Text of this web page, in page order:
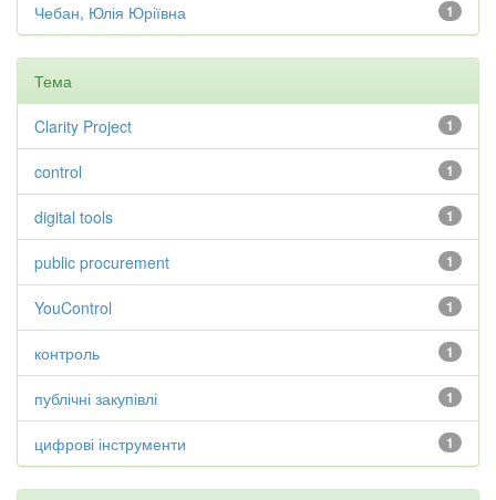
1
Чебан, Юлія Юріївна
Тема
1
Clarity Project
1
control
1
digital tools
1
public procurement
1
YouControl
1
контроль
1
публічні закупівлі
1
цифрові інструменти